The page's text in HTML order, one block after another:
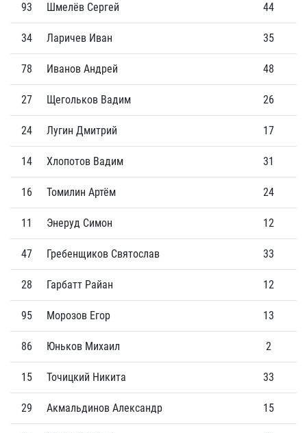
93 Шмелёв Сергей 44
34 Ларичев Иван 35
78 Иванов Андрей 48
27 Щегольков Вадим 26
24 Лугин Дмитрий 17
14 Хлопотов Вадим 31
16 Томилин Артём 24
11 Энеруд Симон 12
47 Гребенщиков Святослав 33
28 Гарбатт Райан 12
95 Морозов Егор 13
86 Юньков Михаил 2
15 Точицкий Никита 33
29 Акмальдинов Александр 15